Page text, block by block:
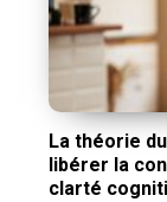
La théorie
libérer la
clarté